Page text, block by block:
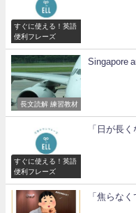
すぐに使える！英語
便利フレーズ
長文読解 練習教材
Singapore
すぐに使える！英語
便利フレーズ
「日が長
「焦らな